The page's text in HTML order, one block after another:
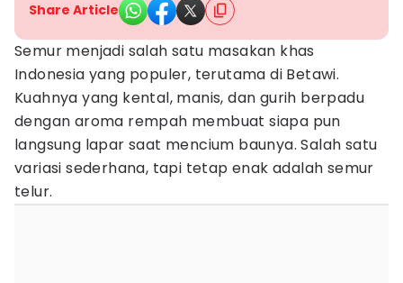
Share Article
Semur menjadi salah satu masakan khas
Indonesia yang populer, terutama di Betawi.
Kuahnya yang kental, manis, dan gurih berpadu
dengan aroma rempah membuat siapa pun
langsung lapar saat mencium baunya. Salah satu
variasi sederhana, tapi tetap enak adalah semur
telur.